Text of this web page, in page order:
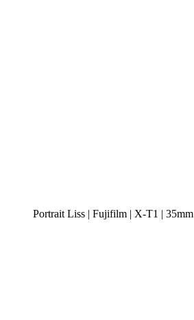
Portrait Liss | Fujifilm | X-T1 | 35mm